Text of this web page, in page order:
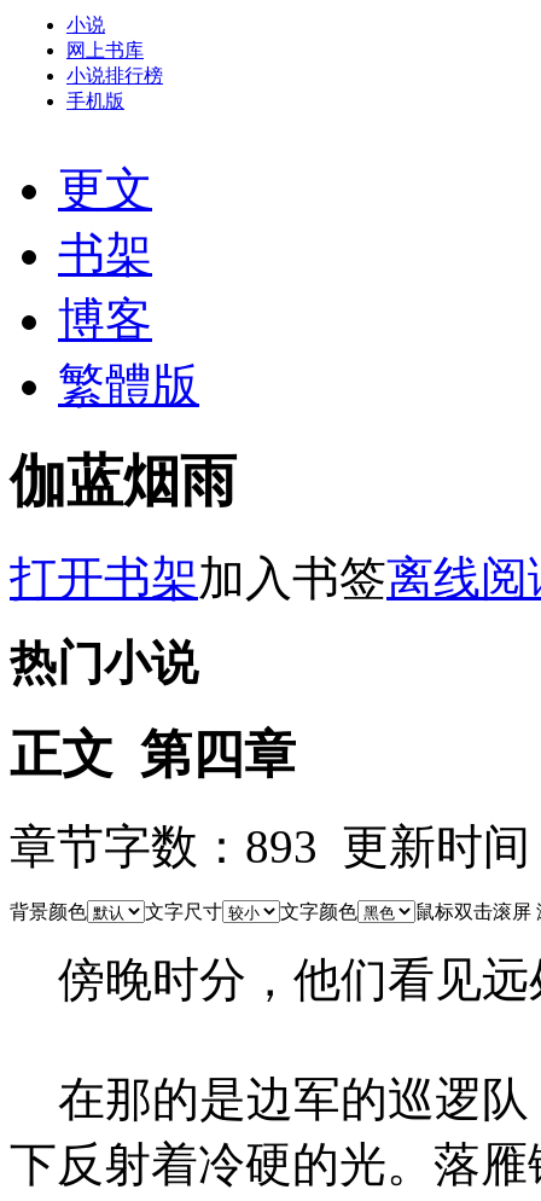
小说
网上书库
小说排行榜
手机版
更文
书架
博客
繁體版
伽蓝烟雨
打开书架加入书签离线阅
热门小说
正文 第四章
章节字数：893 更新时间
背景颜色 文字尺寸 文字颜色 鼠标双击滚屏
傍晚时分，他们看见远
在那的是边军的巡逻队
下反射着冷硬的光。落